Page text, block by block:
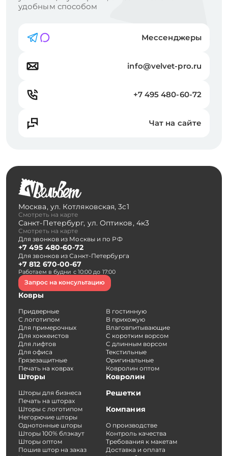
удобным способом
Мессенджеры
info@velvet-pro.ru
+7 495 480-60-72
Чат на сайте
Москва, ул. Котляковская, 3с1
Смотреть на карте
Санкт-Петербург, ул. Оптиков, 4к3
Смотреть на карте
Для звонков из Москвы и по РФ
+7 495 480-60-72
Для звонков из Санкт-Петербурга
+7 812 670-00-67
Работаем в будни с 10:00 до 17:00
Запрос на консультацию
Ковры
Придверные
С логотипом
Для примерочных
Для хоккеистов
Для лифтов
Для офиса
Грязезащитные
Печать на коврах
В гостинную
В прихожую
Влаговпитывающие
С коротким ворсом
С длинным ворсом
Текстильные
Оригинальные
Ковролин оптом
Шторы
Шторы для бизнеса
Печать на шторах
Шторы с логотипом
Негорючие шторы
Однотонные шторы
Шторы 100% блэкаут
Шторы оптом
Пошив штор на заказ
Ковролин
Решетки
Компания
О производстве
Контроль качества
Требования к макетам
Доставка и оплата